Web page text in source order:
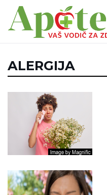
ALERGIJA